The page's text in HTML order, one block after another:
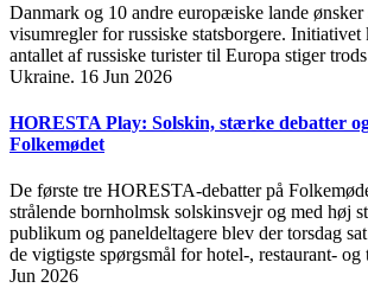
Danmark og 10 andre europæiske lande ønsker
visumregler for russiske statsborgere. Initiativet
antallet af russiske turister til Europa stiger
Ukraine. 16 Jun 2026
HORESTA Play: Solskin, stærke debatter
Folkemødet
De første tre HORESTA-debatter på
strålende bornholmsk solskinsvejr og med høj
publikum og paneldeltagere blev der torsdag
de vigtigste spørgsmål for hotel-, restaurant- og
Jun 2026